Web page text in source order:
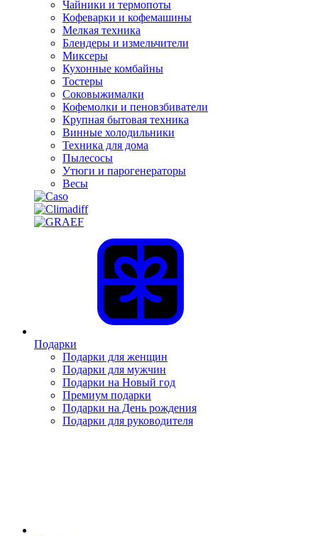
Чайники и термопоты
Кофеварки и кофемашины
Мелкая техника
Блендеры и измельчители
Миксеры
Кухонные комбайны
Тостеры
Соковыжималки
Кофемолки и пеновзбиватели
Крупная бытовая техника
Винные холодильники
Техника для дома
Пылесосы
Утюги и парогенераторы
Весы
Подарки
Подарки для женщин
Подарки для мужчин
Подарки на Новый год
Премиум подарки
Подарки на День рождения
Подарки для руководителя